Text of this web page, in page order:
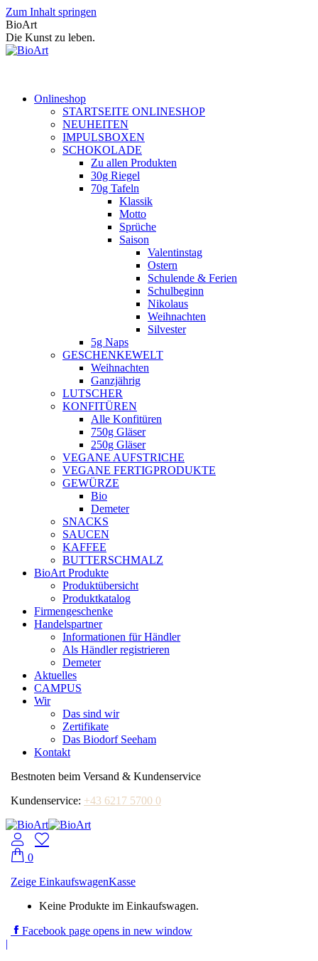
Zum Inhalt springen
BioArt
Die Kunst zu leben.
Onlineshop
STARTSEITE ONLINESHOP
NEUHEITEN
IMPULSBOXEN
SCHOKOLADE
Zu allen Produkten
30g Riegel
70g Tafeln
Klassik
Motto
Sprüche
Saison
Valentinstag
Ostern
Schulende & Ferien
Schulbeginn
Nikolaus
Weihnachten
Silvester
5g Naps
GESCHENKEWELT
Weihnachten
Ganzjährig
LUTSCHER
KONFITÜREN
Alle Konfitüren
750g Gläser
250g Gläser
VEGANE AUFSTRICHE
VEGANE FERTIGPRODUKTE
GEWÜRZE
Bio
Demeter
SNACKS
SAUCEN
KAFFEE
BUTTERSCHMALZ
BioArt Produkte
Produktübersicht
Produktkatalog
Firmengeschenke
Handelspartner
Informationen für Händler
Als Händler registrieren
Demeter
Aktuelles
CAMPUS
Wir
Das sind wir
Zertifikate
Das Biodorf Seeham
Kontakt
Bestnoten beim Versand & Kundenservice
Kundenservice: +43 6217 5700 0
0
Zeige EinkaufswagenKasse
Keine Produkte im Einkaufswagen.
Facebook page opens in new window
|